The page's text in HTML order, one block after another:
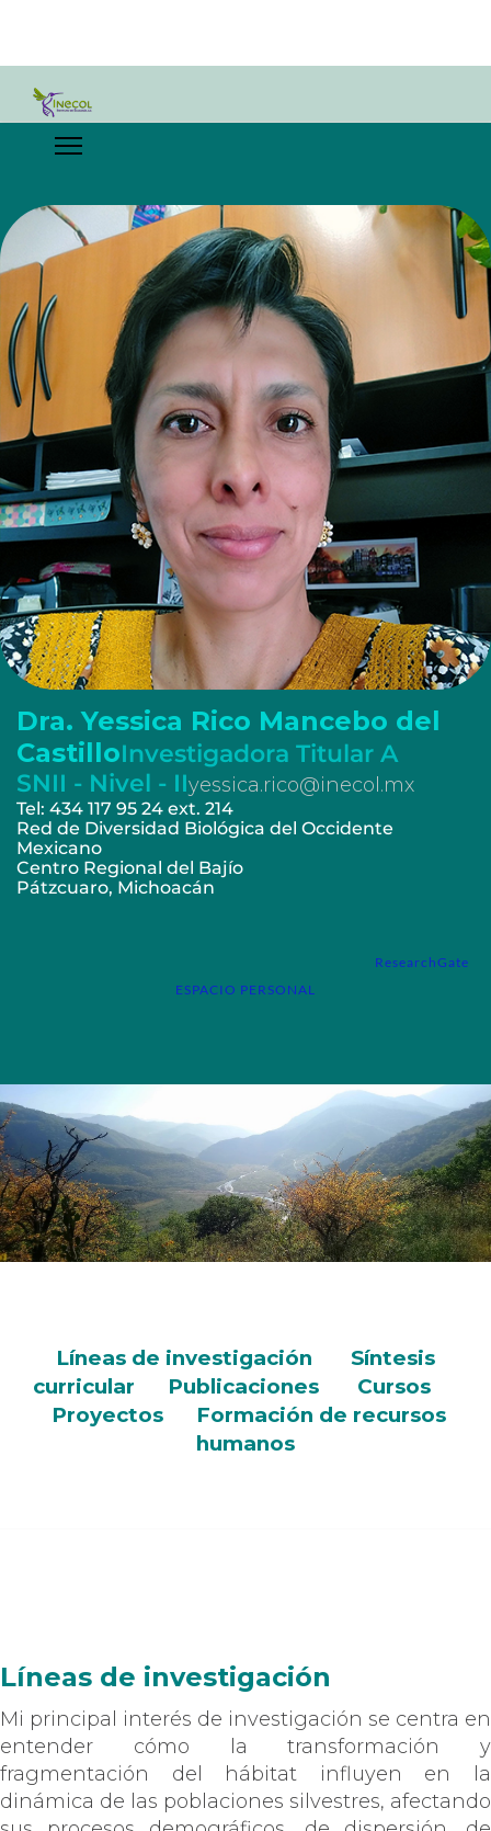
Dra. Yessica Rico Mancebo del
CastilloInvestigadora Titular A
SNII - Nivel - IIyessica.rico@inecol.mx
Tel: 434 117 95 24 ext. 214
Red de Diversidad Biológica del Occidente
Mexicano
Centro Regional del Bajío
Pátzcuaro, Michoacán
ResearchGate
ESPACIO PERSONAL
Líneas de investigación
Síntesis
curricular
Publicaciones
Cursos
Proyectos
Formación de recursos
humanos
Líneas de investigación
Mi principal interés de investigación se centra en
entender cómo la transformación y
fragmentación del hábitat influyen en la
dinámica de las poblaciones silvestres, afectando